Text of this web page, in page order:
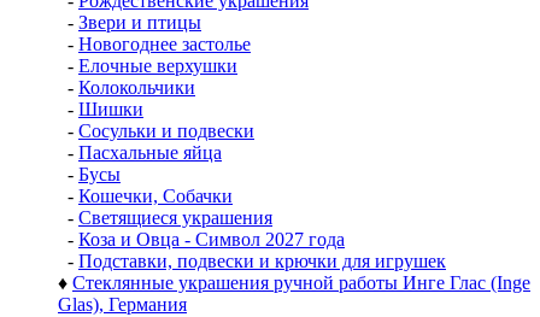
- Звери и птицы
- Новогоднее застолье
- Елочные верхушки
- Колокольчики
- Шишки
- Сосульки и подвески
- Пасхальные яйца
- Бусы
- Кошечки, Собачки
- Светящиеся украшения
- Коза и Овца - Символ 2027 года
- Подставки, подвески и крючки для игрушек
♦ Стеклянные украшения ручной работы Инге Глас (Inge
Glas), Германия